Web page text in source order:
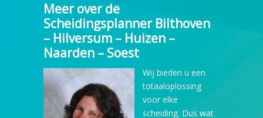
Meer over de
Scheidingsplanner Bilthoven
– Hilversum – Huizen –
Naarden – Soest
Wij bieden u een
totaaloplossing
voor elke
scheiding. Dus wat